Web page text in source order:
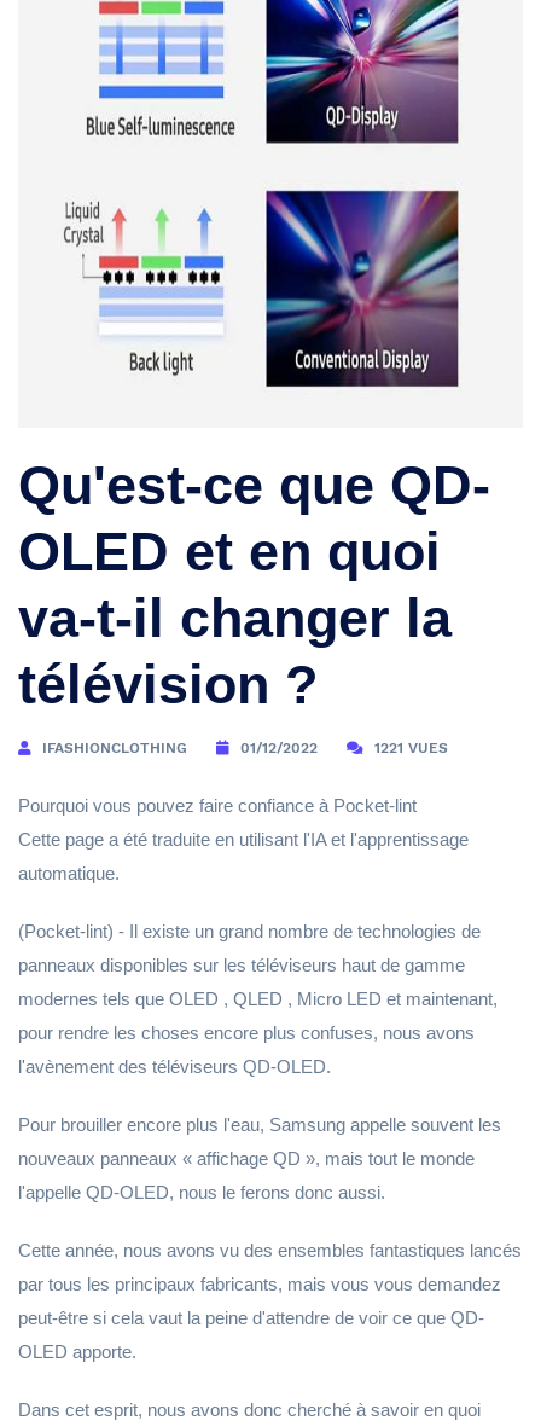
Qu'est-ce que QD-
OLED et en quoi
va-t-il changer la
télévision ?
IFASHIONCLOTHING 01/12/2022 1221 VUES
Pourquoi vous pouvez faire confiance à Pocket-lint
Cette page a été traduite en utilisant l'IA et l'apprentissage
automatique.
(Pocket-lint) - Il existe un grand nombre de technologies de
panneaux disponibles sur les téléviseurs haut de gamme
modernes tels que OLED , QLED , Micro LED et maintenant,
pour rendre les choses encore plus confuses, nous avons
l'avènement des téléviseurs QD-OLED.
Pour brouiller encore plus l'eau, Samsung appelle souvent les
nouveaux panneaux « affichage QD », mais tout le monde
l'appelle QD-OLED, nous le ferons donc aussi.
Cette année, nous avons vu des ensembles fantastiques lancés
par tous les principaux fabricants, mais vous vous demandez
peut-être si cela vaut la peine d'attendre de voir ce que QD-
OLED apporte.
Dans cet esprit, nous avons donc cherché à savoir en quoi